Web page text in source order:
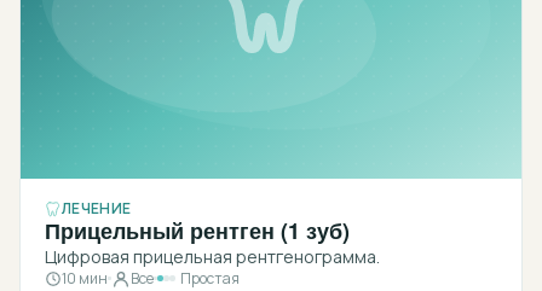
ЛЕЧЕНИЕ
Прицельный рентген (1 зуб)
Цифровая прицельная рентгенограмма.
10 мин Все Простая